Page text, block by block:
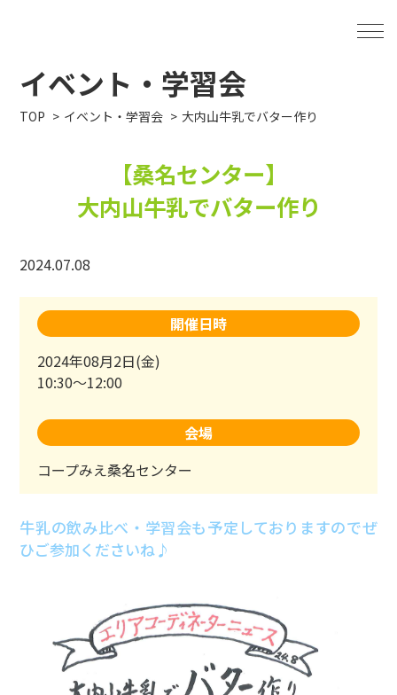
イベント・学習会
TOP イベント・学習会 大内山牛乳でバター作り
【桑名センター】
大内山牛乳でバター作り
2024.07.08
開催日時
2024年08月2日(金)
10:30～12:00
会場
コープみえ桑名センター
牛乳の飲み比べ・学習会も予定しておりますのでぜ
ひご参加くださいね♪